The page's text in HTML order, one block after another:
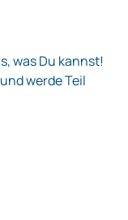
was Du kannst!
werde Teil